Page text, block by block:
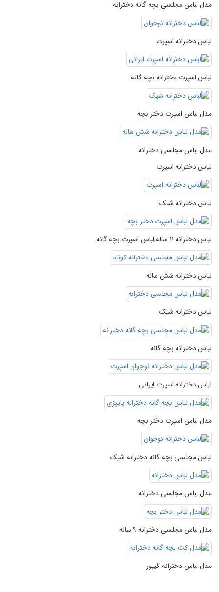
مدل لباس مجلسی بچه گانه دخترانه
لباس دخترانه اسپرت
لباس اسپرت دخترانه بچه گانه
مدل لباس اسپرت دختر بچه
مدل لباس مجلسی دخترانه
لباس دخترانه اسپرت
لباس دخترانه شیک
لباس دخترانه ۱۱ ساله,لباس اسپرت بچه گانه
لباس دخترانه شش ساله
لباس دخترانه شیک
لباس دخترانه بچه گانه
لباس دخترانه اسپرت ایرانی
مدل لباس اسپرت دختر بچه
لباس مجلسی بچه گانه دخترانه شیک
مدل لباس مجلسی دخترانه
مدل لباس مجلسی دخترانه ۹ ساله
مدل لباس دخترانه گیپور